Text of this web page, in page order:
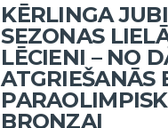
KĒRLINGA
SEZONAS
LĒCIENI – NO
ATGRIEŠANĀS
BRONZAI